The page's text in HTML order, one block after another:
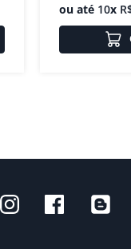
ou até 10x